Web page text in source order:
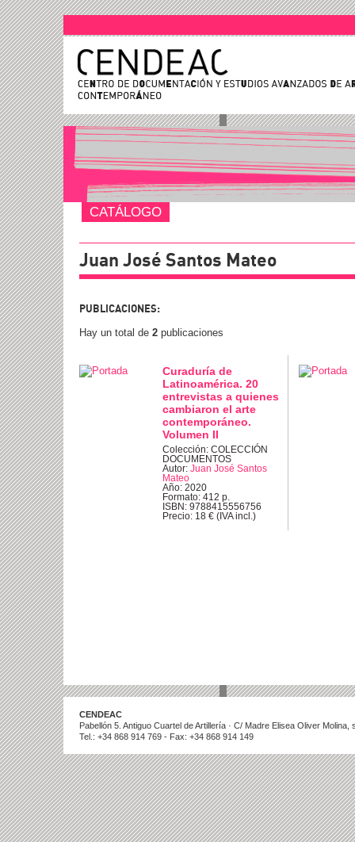
CATÁLOGO
Juan José Santos Mateo
PUBLICACIONES:
Hay un total de 2 publicaciones
Curaduría de
Latinoamérica. 20
entrevistas a quienes
cambiaron el arte
contemporáneo.
Volumen II
Colección: COLECCIÓN
DOCUMENTOS
Autor: Juan José Santos
Mateo
Año: 2020
Formato: 412 p.
ISBN: 9788415556756
Precio: 18 € (IVA incl.)
CENDEAC
Pabellón 5. Antiguo Cuartel de Artillería · C/ Madre Elisea Oliver
Tel.: +34 868 914 769 - Fax: +34 868 914 149